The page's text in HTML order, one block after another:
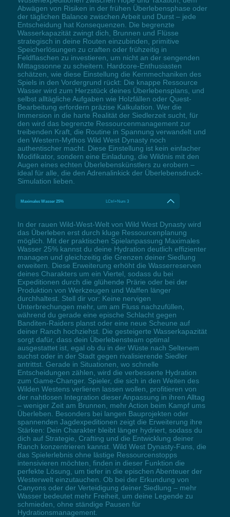
Abwägen von Risiken in der frühen Überlebensphase oder
der täglichen Balance zwischen Arbeit und Durst – jede
Entscheidung hat Konsequenzen. Die begrenzte
Wasserkapazität zwingt dich, Brunnen und Flüsse
strategisch in deine Routen einzubinden, primitive
Speicherlösungen zu craften oder frühzeitig in
Feldflaschen zu investieren, um nicht an der sengenden
Mittagssonne zu scheitern. Hardcore-Enthusiasten
schätzen, wie diese Einstellung die Kernmechaniken des
Spiels in den Vordergrund rückt: Die knappe Ressource
Wasser wird zum Herzstück deines Überlebensplans, und
selbst alltägliche Aufgaben wie Holzfällen oder Quest-
Bearbeitung erfordern präzise Kalkulation. Wer die
Immersion in die harte Realität der Siedlerzeit sucht, für
den wird das begrenzte Ressourcenmanagement zur
treibenden Kraft, die Routine in Spannung verwandelt und
den Western-Mythos Wild West Dynasty noch
authentischer macht. Diese Einstellung ist kein einfacher
Modifikator, sondern eine Einladung, die Wildnis mit den
Augen eines echten Überlebenskünstlers zu erobern –
ideal für alle, die den Adrenalinkick der Überlebensdruck-
Simulation lieben.
Maximales Wasser 25% LCtrl+Num 3
In der rauen Wild-West-Welt von Wild West Dynasty wird
das Überleben erst durch kluge Ressourcenplanung
möglich. Mit der praktischen Spielanpassung Maximales
Wasser 25% kannst du deine Hydration deutlich effizienter
managen und gleichzeitig die Grenzen deiner Siedlung
erweitern. Diese Erweiterung erhöht die Wasserreserven
deines Charakters um ein Viertel, sodass du bei
Expeditionen durch die glühende Prärie oder bei der
Produktion von Werkzeugen und Waffen länger
durchhaltest. Stell dir vor: Keine nervigen
Unterbrechungen mehr, um am Fluss nachzufüllen,
während du gerade eine epische Schlacht gegen
Banditen-Raiders planst oder eine neue Scheune auf
deiner Ranch hochziehst. Die gesteigerte Wasserkapazität
sorgt dafür, dass dein Überlebensteam optimal
ausgestattet ist, egal ob du in der Wüste nach Seltenem
suchst oder in der Stadt gegen rivalisierende Siedler
antrittst. Gerade in Situationen, wo schnelle
Entscheidungen zählen, wird die verbesserte Hydration
zum Game-Changer. Spieler, die sich in den Weiten des
Wilden Westens verlieren lassen wollen, profitieren von
der nahtlosen Integration dieser Anpassung in ihren Alltag
– weniger Zeit am Brunnen, mehr Action beim Kampf ums
Überleben. Besonders bei langen Bauprojekten oder
spannenden Jagdexpeditionen zeigt die Erweiterung ihre
Stärken: Dein Charakter bleibt länger hydriert, sodass du
dich auf Strategie, Crafting und die Entwicklung deiner
Ranch konzentrieren kannst. Wild West Dynasty-Fans, die
das Spielerlebnis ohne lästige Ressourcenstopps
intensivieren möchten, finden in dieser Funktion die
perfekte Lösung, um tiefer in die epischen Abenteuer der
Westerwelt einzutauchen. Ob bei der Erkundung von
Canyons oder der Verteidigung deiner Siedlung – mehr
Wasser bedeutet mehr Freiheit, um deine Legende zu
schmieden, ohne ständige Pausen für
Hydrationsmanagement.